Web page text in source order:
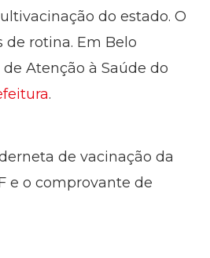
do estado. O
de rotina. Em Belo
Atenção à Saúde do
.
de vacinação da
e o comprovante de